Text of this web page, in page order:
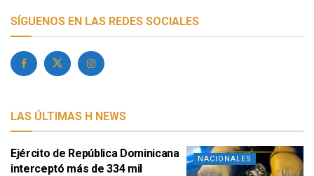
SÍGUENOS EN LAS REDES SOCIALES
LAS ÚLTIMAS H NEWS
NACIONALES
Ejército de República Dominicana
interceptó más de 334 mil